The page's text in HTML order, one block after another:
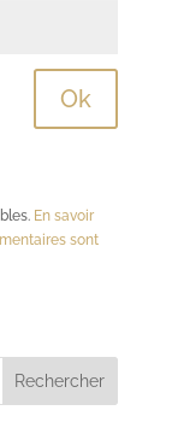
En savoir
sont